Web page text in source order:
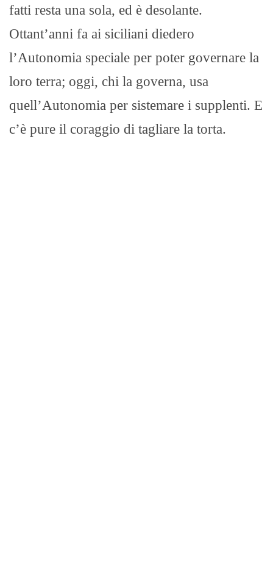
fatti resta una sola, ed è desolante.
Ottant’anni fa ai siciliani diedero
l’Autonomia speciale per poter governare la
loro terra; oggi, chi la governa, usa
quell’Autonomia per sistemare i supplenti. E
c’è pure il coraggio di tagliare la torta.